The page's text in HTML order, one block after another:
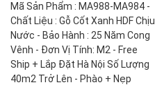
Mã Sản Phẩm : MA988-MA984 -
Chất Liệu : Gỗ Cốt Xanh HDF Chịu
Nước - Bảo Hành : 25 Năm Cong
Vênh - Đơn Vị Tính: M2 - Free
Ship + Lắp Đặt Hà Nội Số Lượng
40m2 Trở Lên - Phào + Nẹp